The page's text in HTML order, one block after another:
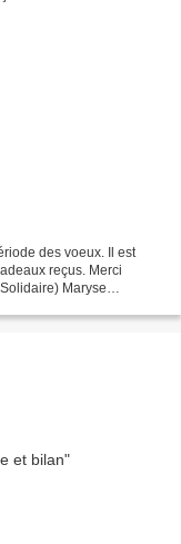
des voeux. Il est
reçus. Merci
Maryse